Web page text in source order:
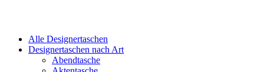
Alle Designertaschen
Designertaschen nach Art
Abendtasche